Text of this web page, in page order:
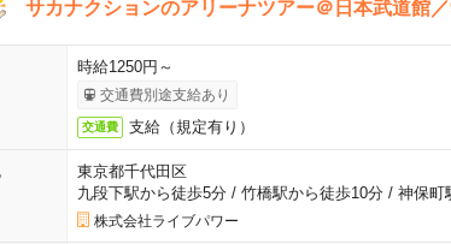
サカナクションのアリーナツアー＠日本武道館
時給1250円～
交通費別途支給あり
交通費 支給（規定有り）
東京都千代田区
九段下駅から徒歩5分/ 竹橋駅から徒歩10分/ 神保町
株式会社ライブパワー